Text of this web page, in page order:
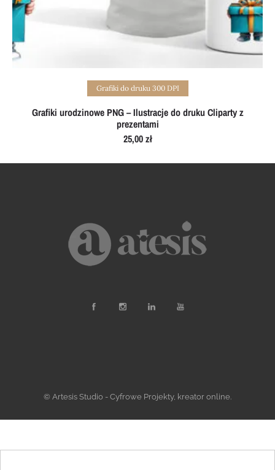
Add to cart
Grafiki do druku 300 DPI
Grafiki urodzinowe PNG – Ilustracje do druku Cliparty z
prezentami
25,00zł
© Artesis Studio - Cyfrowe Projekty, kreator online.